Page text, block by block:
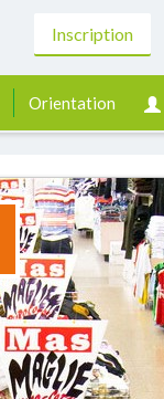
Inscription
Orientation